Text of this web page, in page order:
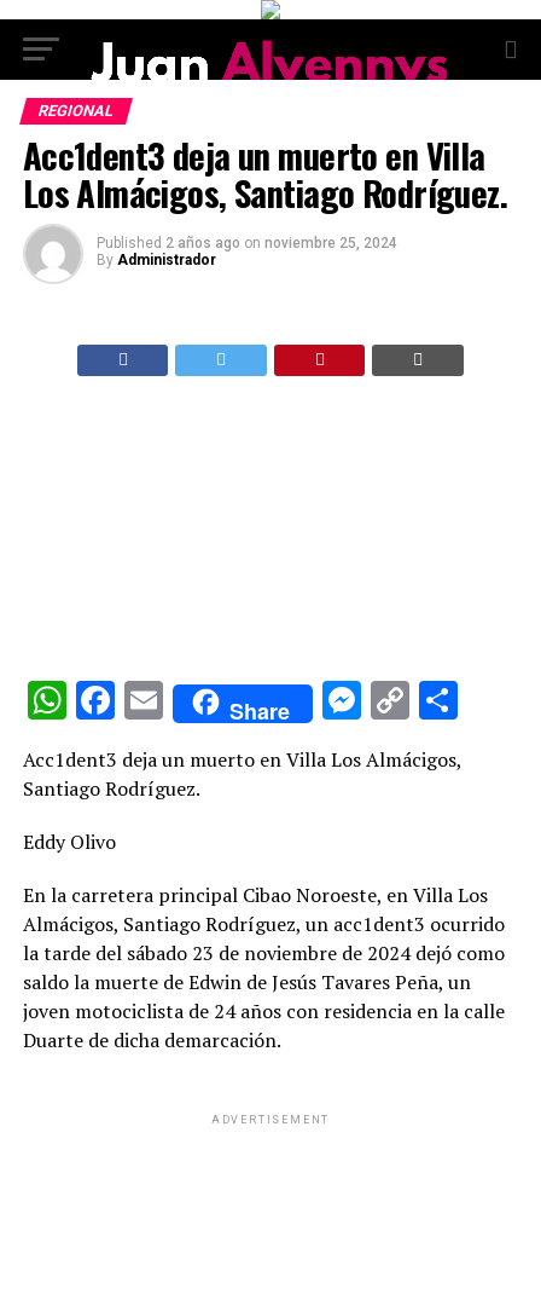
REGIONAL
Acc1dent3 deja un muerto en Villa
Los Almácigos, Santiago Rodríguez.
Published 2 años ago on noviembre 25, 2024
By Administrador
WhatsApp
Facebook
EmailShare
Copy
Acc1dent3 deja un muerto en Villa Los Almácigos,
Santiago Rodríguez.
Eddy Olivo
En la carretera principal Cibao Noroeste, en Villa Los
Almácigos, Santiago Rodríguez, un acc1dent3 ocurrido
la tarde del sábado 23 de noviembre de 2024 dejó como
saldo la muerte de Edwin de Jesús Tavares Peña, un
joven motociclista de 24 años con residencia en la calle
Duarte de dicha demarcación.
ADVERTISEMENT